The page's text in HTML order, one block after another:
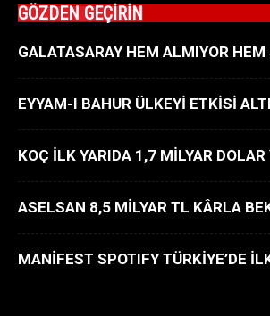
GÖZDEN GEÇİRİN
GALATASARAY HEM ALMIYOR
EYYAM-I BAHUR ÜLKEYİ ETKİSİ
KOÇ İLK YARIDA 1,7 MİLYAR
ASELSAN 8,5 MİLYAR TL KÂRLA
MANİFEST SPOTIFY TÜRKİYE’DE